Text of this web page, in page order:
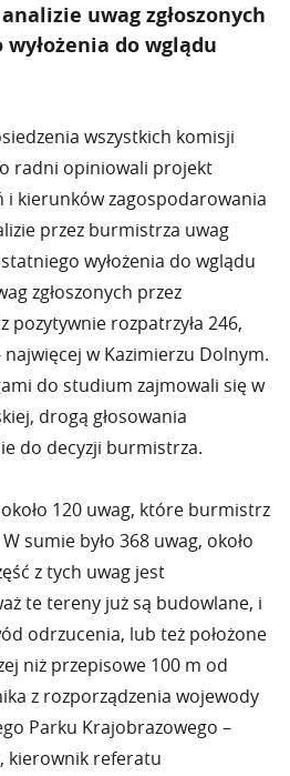
uwag zgłoszonych
do wglądu
wszystkich komisji
radni opiniowali projekt
kierunków zagospodarowania
przez burmistrza uwag
wyłożenia do wglądu
zgłoszonych przez
pozytywnie rozpatrzyła 246,
najwięcej w Kazimierzu Dolnym.
do studium zajmowali się w
drogą głosowania
do decyzji burmistrza.
120 uwag, które burmistrz
sumie było 368 uwag, około
z tych uwag jest
te tereny już są budowlane, i
odrzucenia, lub też położone
niż przepisowe 100 m od
z rozporządzenia wojewody
Parku Krajobrazowego –
kierownik referatu